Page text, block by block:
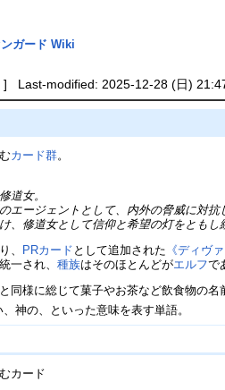
ガード Wiki
] Last-modified: 2025-12-28 (日)
カード群。
道女。
ージェントとして、内外の脅威に対
、修道女として信仰と希望の灯をともし
、 PRカード として追加された 《ディヴ
一され、種族はそのほとんどがエルフで
と同様に総じて菓子やお茶など飲食物の名
神の、といった意味を表す単語。
カード